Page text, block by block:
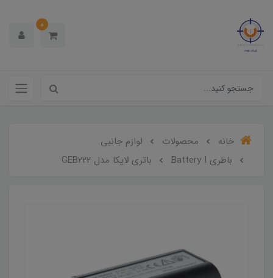
0
خانه محصولات
لوازم جانبی
باطری Battery I
باتری لایکا مدل GEB222